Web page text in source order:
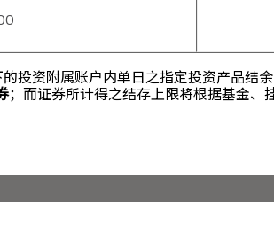
投资附属账户内单日之指定投资产品结
；而证券所计得之结存上限将根据基金、